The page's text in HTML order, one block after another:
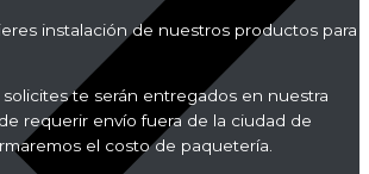
instalación de nuestros productos para
te serán entregados en nuestra
requerir envío fuera de la ciudad de
el costo de paquetería.